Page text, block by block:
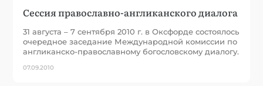
Сессия православно-англиканского диалога
31 августа – 7 сентября 2010 г. в Оксфорде состоялось
очередное заседание Международной комиссии по
англиканско-православному богословскому диалогу.
07.09.2010